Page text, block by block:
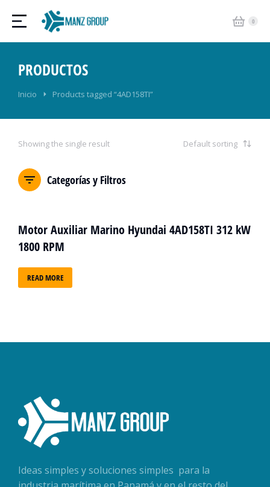
PRODUCTOS
Estás aquí:
Inicio Products tagged “4AD158TI”
Showing the single result
Categorías y Filtros
Motor Auxiliar Marino Hyundai 4AD158TI 312 kW
1800 RPM
READ MORE
Ideas simples y soluciones simples para la